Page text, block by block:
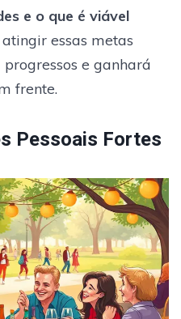
e o que é viável
essas metas
e ganhará
frente.
Pessoais Fortes